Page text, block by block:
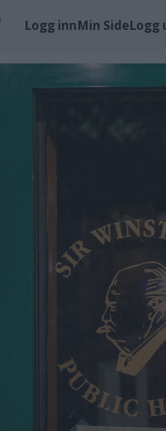
Logg innMin SideLogg